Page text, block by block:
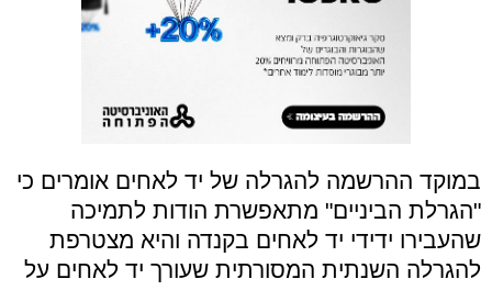
במוקד ההרשמה להגרלה של יד לאחים אומרים כי
"הגרלת הביניים" מתאפשרת הודות לתמיכה
שהעבירו ידידי יד לאחים בקנדה והיא מצטרפת
להגרלה השנתית המסורתית שעורך יד לאחים על